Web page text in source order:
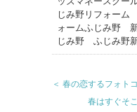
＜ 春の恋するフォト
春はすぐそ